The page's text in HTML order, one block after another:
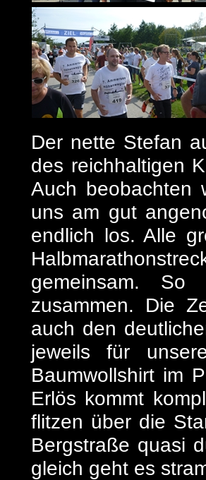
Der nette Stefan
des reichhaltigen
Auch beobachten
uns am gut
endlich los. Alle
gemeinsam. So
zusammen. Die
auch den
jeweils für
Baumwollshirt im
Erlös kommt
flitzen über die
Bergstraße quasi
gleich geht es